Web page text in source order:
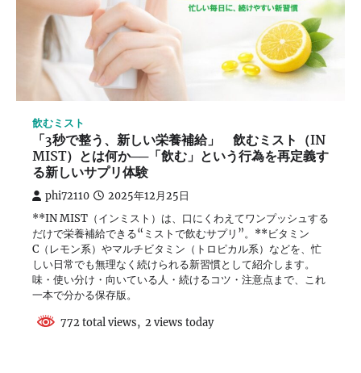
飲むミスト
「3秒で整う、新しい栄養補給」 飲むミスト（IN
MIST）とは何か──「飲む」という行為を再定義す
る新しいサプリ体験
phi72110 2025年12月25日
**IN MIST（インミスト）は、口にくわえてワンプッシュする
だけで栄養補給できる“ミストで飲むサプリ”。**ビタミン
C（レモン系）やマルチビタミン（トロピカル系）などを、忙
しい日常でも無理なく続けられる新習慣として紹介します。
味・使い分け・向いている人・続けるコツ・注意点まで、これ
一本で分かる保存版。
772 total views, 2 views today